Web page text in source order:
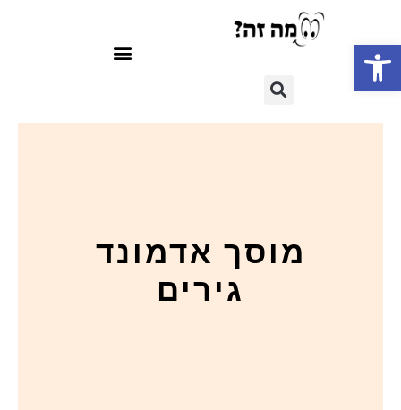
פתח סרגל נגישות
מוסך אדמונד
גירים